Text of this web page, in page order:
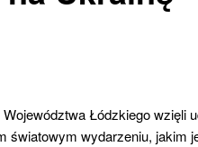
Łódzkiego wzięli
światowym wydarzeniu, jakim